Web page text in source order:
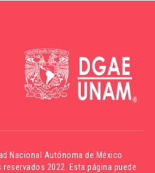
Nacional Autónoma de México
2022. Esta página puede